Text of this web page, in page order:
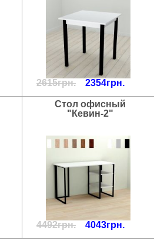
2615грн. 2354грн.
Стол офисный
"Кевин-2"
4492грн. 4043грн.